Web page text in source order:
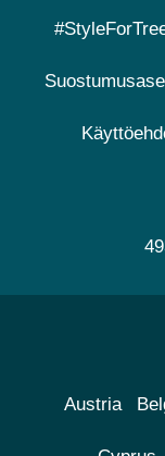
Austria